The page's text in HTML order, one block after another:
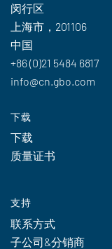
闵行区
上海市，201106
中国
+86 (0)21 5484 6817
info@cn.gbo.com
下载
下载
质量证书
支持
联系方式
子公司&分销商